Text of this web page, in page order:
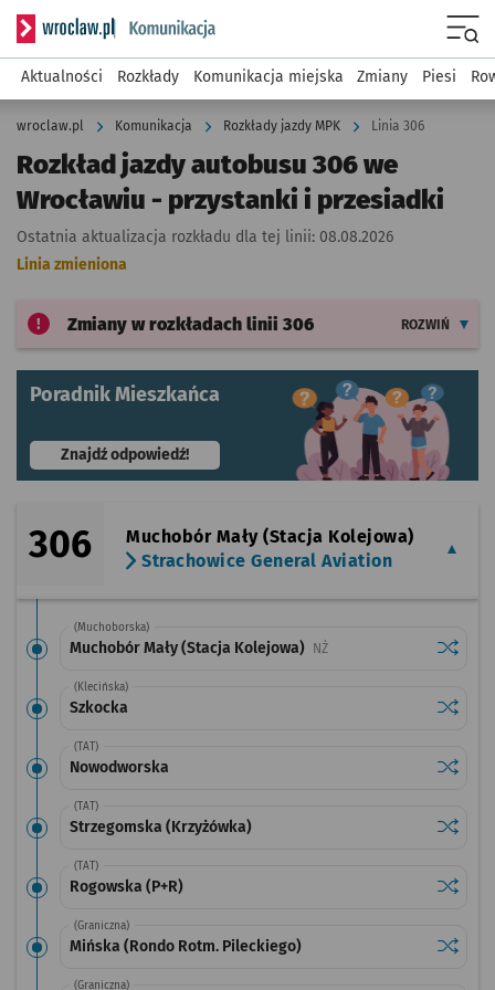
Serwis informacyjny wroclaw.pl podserwis: Komunikacja
Aktualności Rozkłady Komunikacja miejska Zmiany Piesi
wroclaw.pl Komunikacja Rozkłady jazdy MPK Linia 306
Rozkład jazdy autobusu 306 we
Wrocławiu - przystanki i przesiadki
Ostatnia aktualizacja rozkładu dla tej linii: 08.08.2026
Linia zmieniona
Zmiany w rozkładach linii 306 ROZWIŃ
Poradnik Mieszkańca
Znajdź odpowiedź!- otworzy się w nowej karcie
306
Muchobór Mały (Stacja Kolejowa)
Strachowice General Aviation
(Muchoborska)
Muchobór Mały (Stacja Kolejowa) NŻPrzystanek na życzenie
(Klecińska)
Szkocka
(TAT)
Nowodworska
(TAT)
Strzegomska (Krzyżówka)
(TAT)
Rogowska (P+R)
(Graniczna)
Mińska (Rondo Rotm. Pileckiego)
(Graniczna)